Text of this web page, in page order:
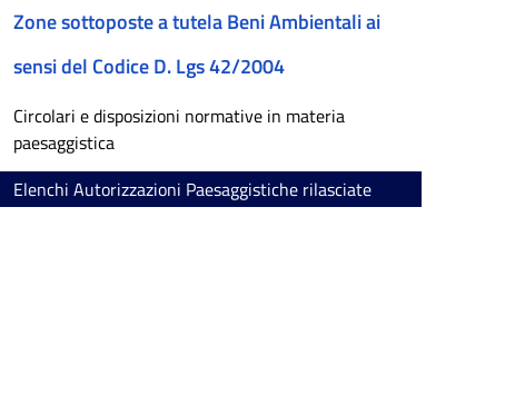
Zone sottoposte a tutela Beni Ambientali ai
sensi del Codice D. Lgs 42/2004
Circolari e disposizioni normative in materia
paesaggistica
Elenchi Autorizzazioni Paesaggistiche rilasciate